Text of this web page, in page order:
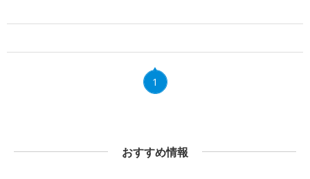
1
おすすめ情報